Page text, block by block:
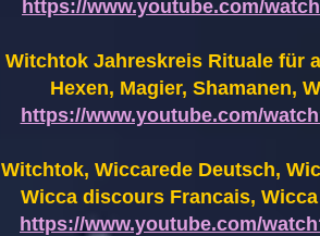
https://www.youtube.com/
Witchtok Jahreskreis Rituale für
Hexen, Magier, Shamanen,
https://www.youtube.com/
Witchtok, Wiccarede Deutsch,
Wicca discours Francais,
https://www.youtube.com/